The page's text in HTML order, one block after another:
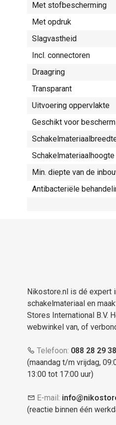
Met stofbescherming
Met opdruk
Slagvastheid
Incl. connectoren
Draagring
Transparant
Uitvoering oppervlakte
Geschikt voor
Schakelmateriaalhoogte
Min. diepte van de
Antibacteriële
Nikostore.nl is dé expert
schakelmateriaal en
Stores International B.V.
webwinkel van, of
Telefoon: 088 28 29
(maandag t/m vrijdag,
13:00 tot 17:00 uur)
E-mail:
(reactie binnen één